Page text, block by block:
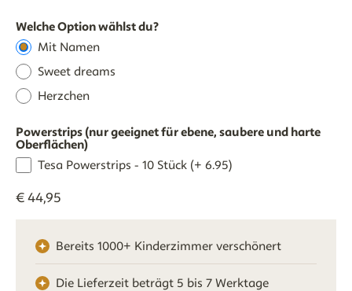
Welche Option wählst du?
Mit Namen
Sweet dreams
Herzchen
Powerstrips (nur geeignet für ebene, saubere und harte
Oberflächen)
Tesa Powerstrips - 10 Stück (+ 6.95)
€ 44,95
Bereits 1000+ Kinderzimmer verschönert
Die Lieferzeit beträgt 5 bis 7 Werktage